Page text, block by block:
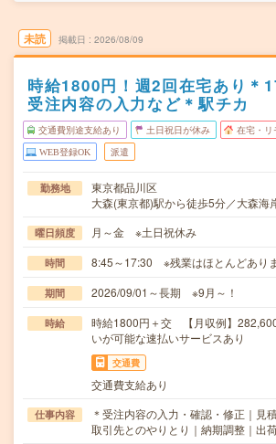
未読 掲載日 2026/08/09
時給1800円！週2回在宅あり＊
受注内容の入力など＊駅チカ
交通費別途支給あり 土日祝日が休み 在宅・リ
WEB登録OK 派遣
勤務地
東京都品川区
大森(東京都)駅から徒歩5分／大森海
曜日頻度 月～金 ※土日祝休み
時間 8:45～17:30 ※残業はほとんどあり
期間 2026/09/01～長期 ※9月～！
時給
時給1800円＋交 【月収例】
いが可能な速払いサービスあり
交通費
交通費支給あり
仕事内容
＊受注内容の入力・確認・修正｜見
取引先とのやりとり｜納期調整｜出